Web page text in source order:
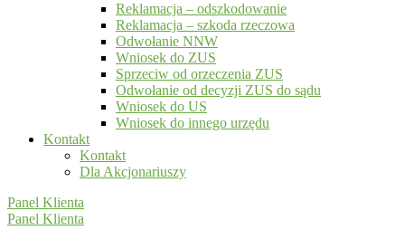
Reklamacja – odszkodowanie
Reklamacja – szkoda rzeczowa
Odwołanie NNW
Wniosek do ZUS
Sprzeciw od orzeczenia ZUS
Odwołanie od decyzji ZUS do sądu
Wniosek do US
Wniosek do innego urzędu
Kontakt
Kontakt
Dla Akcjonariuszy
Panel Klienta
Panel Klienta